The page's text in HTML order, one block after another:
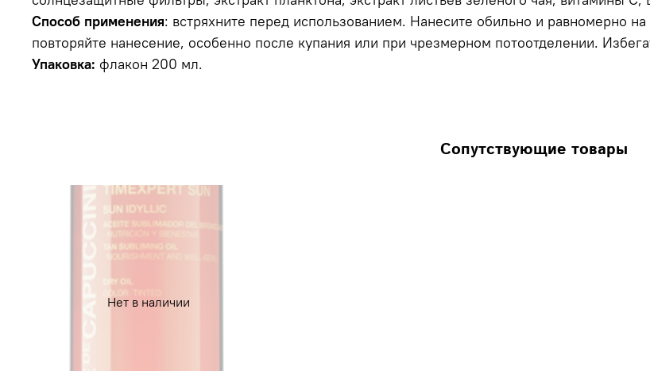
Способ применения: встряхните перед использованием. Нанесите обильно и равномерно
повторяйте нанесение, особенно после купания или при чрезмерном потоотделении.
Упаковка: флакон 200 мл.
Сопутствующие товары
Нет в наличии